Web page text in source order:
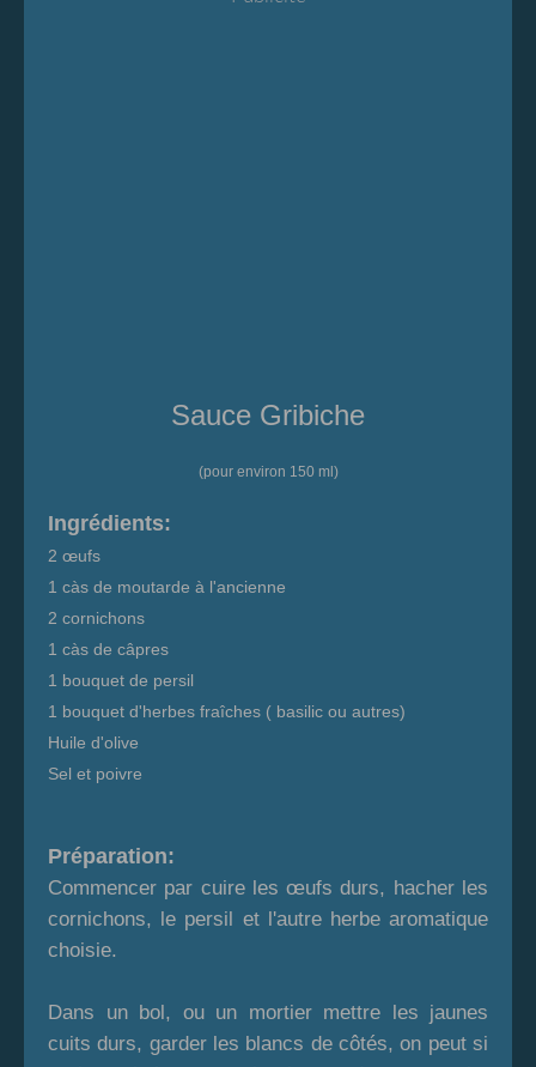
Sauce Gribiche
(pour environ 150 ml)
Ingrédients:
2 œufs
1 càs de moutarde à l'ancienne
2 cornichons
1 càs de câpres
1 bouquet de persil
1 bouquet d'herbes fraîches ( basilic ou autres)
Huile d'olive
Sel et poivre
Préparation:
Commencer par cuire les œufs durs, hacher les
cornichons, le persil et l'autre herbe aromatique
choisie.
Dans un bol, ou un mortier mettre les jaunes
cuits durs, garder les blancs de côtés, on peut si